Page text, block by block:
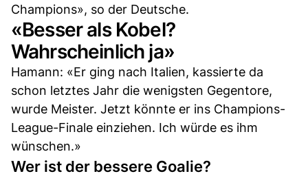
Champions», so der Deutsche.
«Besser als Kobel?
Wahrscheinlich ja»
Hamann: «Er ging nach Italien, kassierte da
schon letztes Jahr die wenigsten Gegentore,
wurde Meister. Jetzt könnte er ins Champions-
League-Finale einziehen. Ich würde es ihm
wünschen.»
Wer ist der bessere Goalie?